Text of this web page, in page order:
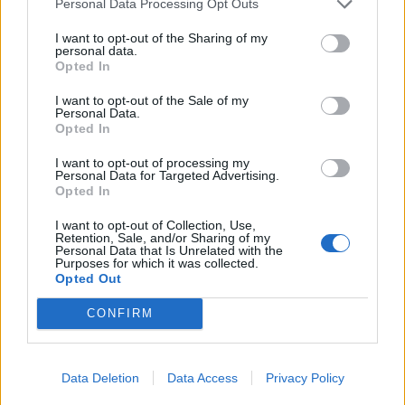
Personal Data Processing Opt Outs
I want to opt-out of the Sharing of my
personal data.
Opted In
I want to opt-out of the Sale of my
Personal Data.
Opted In
I want to opt-out of processing my
Personal Data for Targeted Advertising.
Opted In
I want to opt-out of Collection, Use,
Retention, Sale, and/or Sharing of my
Personal Data that Is Unrelated with the
Purposes for which it was collected.
Opted Out
CONFIRM
Data Deletion Data Access Privacy Policy
τότε Φρόσω, αυτοκτόνησε μην αντέχοντας τον
χαμό της μητέρας της. Είναι το «Φροσί» στους
στίχους του Νίκου Γκάτσου που σκύβει και φιλά
τα χέρια του φονιά πατέρα της, υπενθυμίζοντάς
μας πόσο άλλαξαν τα ήθη στην Ελλάδα στην
πάροδο των χρόνων.